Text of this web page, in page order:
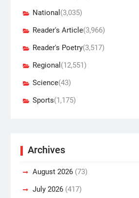
National (3,035)
Reader's Article(3,966)
Reader's Poetry(3,517)
Regional (12,551)
Science(43)
Sports(1,175)
Archives
August 2026(73)
July 2026(417)